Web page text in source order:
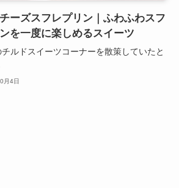
ーズスフレプリン｜ふわふわスフ
を一度に楽しめるスイーツ
ルドスイーツコーナーを散策していたと
月4日